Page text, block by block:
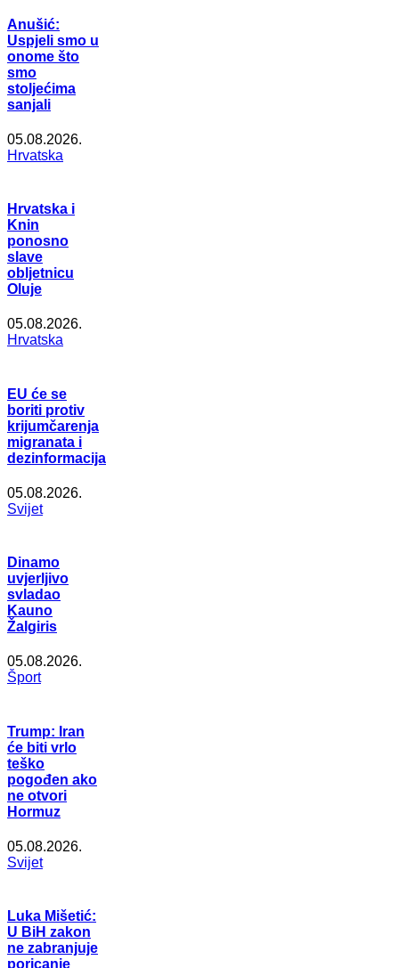
Anušić:
Uspjeli smo u
onome što
smo
stoljećima
sanjali
05.08.2026.
Hrvatska
Hrvatska i
Knin
ponosno
slave
obljetnicu
Oluje
05.08.2026.
Hrvatska
EU će se
boriti protiv
krijumčarenja
migranata i
dezinformacija
05.08.2026.
Svijet
Dinamo
uvjerljivo
svladao
Kauno
Žalgiris
05.08.2026.
Šport
Trump: Iran
će biti vrlo
teško
pogođen ako
ne otvori
Hormuz
05.08.2026.
Svijet
Luka Mišetić:
U BiH zakon
ne zabranjuje
poricanje